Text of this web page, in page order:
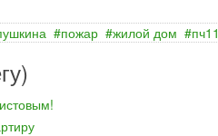
пожар жилой дом пч11